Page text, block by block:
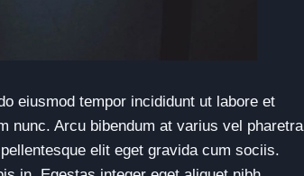
eiusmod tempor incididunt ut labore et
nunc. Arcu bibendum at varius vel pharetra
elit eget gravida cum sociis.